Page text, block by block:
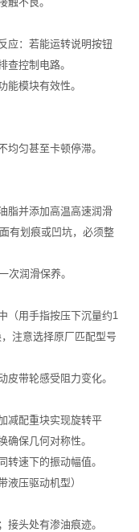
：若能运转说明按钮
查控制电路。
模块有效性。
匀甚至卡顿停滞。
并添加高温高速润滑
有划痕或凹坑，必须整
润滑保养。
用手指按压下沉量约1
注意选择原厂匹配型号
带轮感受阻力变化。
配重块实现旋转平
确保几何对称性。
速下的振动幅值。
压驱动机型）
头处有渗油痕迹。